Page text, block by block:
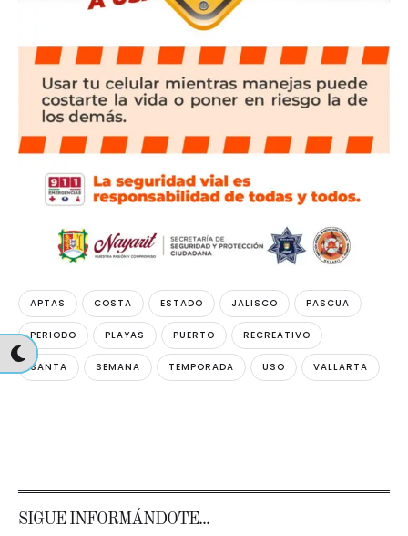
APTAS COSTA ESTADO JALISCO PASCUA
PERIODO PLAYAS PUERTO RECREATIVO
SANTA SEMANA TEMPORADA USO VALLARTA
SIGUE INFORMÁNDOTE...